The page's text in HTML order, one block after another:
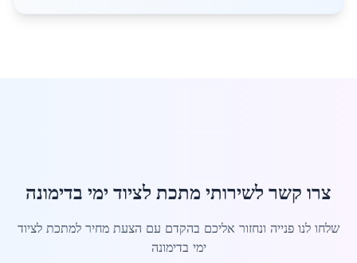
צרו קשר לשירותי מתכת לציוד ימי בדימונה
שלחו לנו פנייה ונחזור אליכם בהקדם עם הצעת מחיר למתכת לציוד
ימי בדימונה